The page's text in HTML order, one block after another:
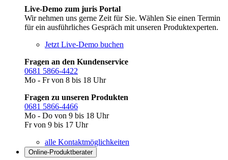
Live-Demo zum juris Portal
Wir nehmen uns gerne Zeit für Sie. Wählen Sie einen Termin
für ein ausführliches Gespräch mit unseren Produktexperten.
Jetzt Live-Demo buchen
Fragen an den Kundenservice
0681 5866-4422
Mo - Fr von 8 bis 18 Uhr
Fragen zu unseren Produkten
0681 5866-4466
Mo - Do von 9 bis 18 Uhr
Fr von 9 bis 17 Uhr
alle Kontaktmöglichkeiten
Online-Produkt­berater